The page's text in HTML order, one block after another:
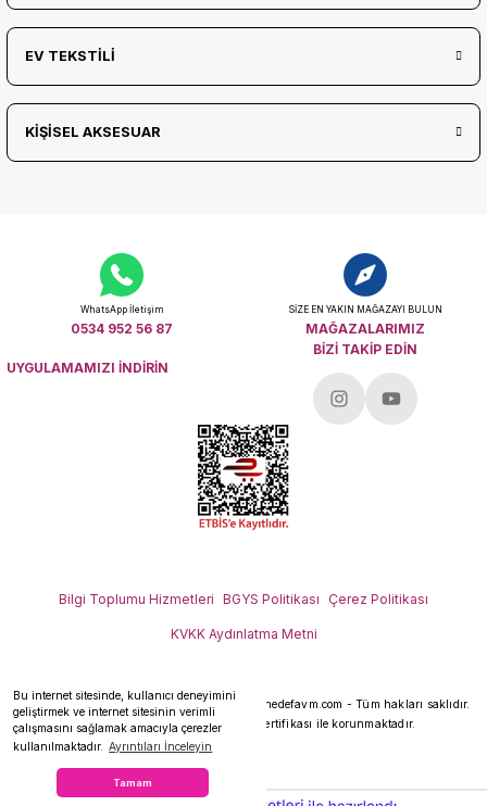
Bu internet sitesinde, kullanıcı deneyimini
geliştirmek ve internet sitesinin verimli
çalışmasını sağlamak amacıyla çerezler
kullanılmaktadır.
Ayrıntıları İnceleyin
Tamam
EV TEKSTİLİ
KİŞİSEL AKSESUAR
WhatsApp İletişim
0534 952 56 87
SİZE EN YAKIN MAĞAZAYI BULUN
MAĞAZALARIMIZ
UYGULAMAMIZI İNDİRİN
BİZİ TAKİP EDİN
Her hakkı saklıdır.Copyright 2026 © - www.hedefavm.com - Tüm hakları saklıdır.
Kredi kartı bilgileriniz 256bit SSL sertifikası ile korunmaktadır.
Bilgi Toplumu Hizmetleri BGYS Politikası Çerez Politikası
KVKK Aydınlatma Metni